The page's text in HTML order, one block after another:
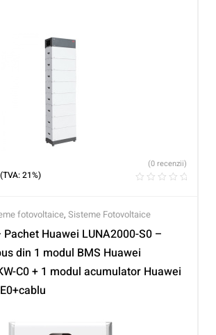
(TVA: 21%)
(0 recenzii)
fotovoltaice, Sisteme Fotovoltaice
Huawei LUNA2000-S0 –
din 1 modul BMS Huawei
C0 + 1 modul acumulator Huawei